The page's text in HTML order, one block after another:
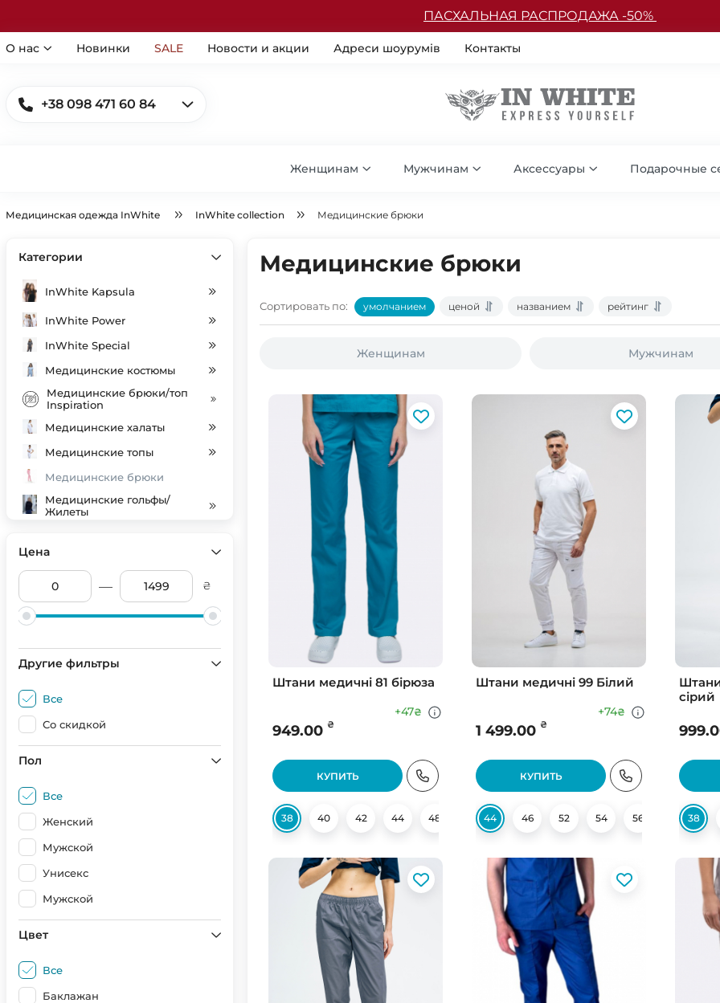
ПАСХАЛЬНАЯ РАСПРОДАЖА -50%
О нас Новинки SALE Новости и акции Адреси шоурумів Контакты
+38 098 471 60 84
Женщинам Мужчинам Аксессуары Подарочные
Медицинская одежда InWhite InWhite collection Медицинские брюки
Категории
InWhite Kapsula
InWhite Power
InWhite Special
Медицинские костюмы
Медицинские брюки/топ
Inspiration
Медицинские халаты
Медицинские топы
Медицинские брюки
Медицинские гольфы/
Жилеты
Медицинские колпаки
SALE
Цена
— ₴
Другие фильтры
Все
Со скидкой
Пол
Все
Женский
Мужской
Унисекс
Мужской
Цвет
Все
Баклажан
Медицинские брюки
Сортировать по: умолчанием ценой названием рейтинг
Женщинам Мужчинам
Штани медичні 81 бірюза
949.00 ₴
+47₴
КУПИТЬ
38 40 42 44 48 50 54
Штани медичні 99 Білий
1 499.00 ₴
+74₴
КУПИТЬ
44 46 52 54 56 58 60
сірий
38